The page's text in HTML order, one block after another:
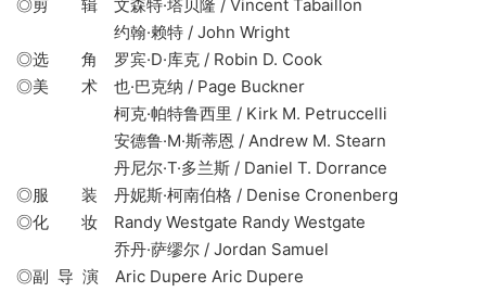
◎剪 辑 文森特·塔贝隆 / Vincent Tabaillon
约翰·赖特 / John Wright
◎选 角 罗宾·D·库克 / Robin D. Cook
◎美 术 也·巴克纳 / Page Buckner
柯克·帕特鲁西里 / Kirk M. Petruccelli
安德鲁·M·斯蒂恩 / Andrew M. Stearn
丹尼尔·T·多兰斯 / Daniel T. Dorrance
◎服 装 丹妮斯·柯南伯格 / Denise Cronenberg
◎化 妆 Randy Westgate Randy Westgate
乔丹·萨缪尔 / Jordan Samuel
◎副 导 演 Aric Dupere Aric Dupere